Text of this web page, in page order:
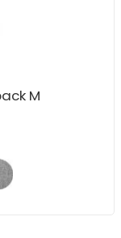
M
was: 20 990 Ft.